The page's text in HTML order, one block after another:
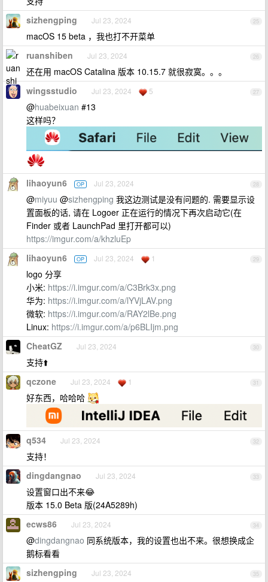
25
sizhengping Jul 23, 2024
macOS 15 beta ，我也打不开菜单
26
ruanshiben Jul 23, 2024
还在用 macOS Catalina 版本 10.15.7 就很寂寞。。。
27
wingsstudio Jul 23, 2024 5
@huabeixuan #13
这样吗？
28
lihaoyun6 OP Jul 23, 2024
@miyuu @sizhengping 我这边测试是没有问题的. 需要显示设
置面板的话, 请在 Logoer 正在运行的情况下再次启动它(在
Finder 或者 LaunchPad 里打开都可以)
https://imgur.com/a/khzluEp
29
lihaoyun6 OP Jul 23, 2024 1
logo 分享
小米: https://i.imgur.com/a/C3Brk3x.png
华为: https://i.imgur.com/a/lYVjLAV.png
微软: https://i.imgur.com/a/RAY2lBe.png
Linux: https://i.imgur.com/a/p6BLIjm.png
30
CheatGZ Jul 23, 2024
支持⬆️
31
qczone Jul 23, 2024 1
好东西，哈哈哈
32
q534 Jul 23, 2024
支持！
33
dingdangnao Jul 23, 2024
设置窗口出不来😂
版本 15.0 Beta 版(24A5289h)
34
ecws86 Jul 23, 2024
@dingdangnao 同系统版本，我的设置也出不来。很想换成企
鹅标看看
35
sizhengping Jul 23, 2024